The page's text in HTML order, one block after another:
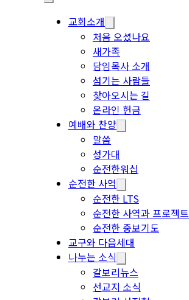
교회소개
처음 오셨나요
새가족
담임목사 소개
섬기는 사람들
찾아오시는 길
온라인 헌금
예배와 찬양
말씀
성가대
순전한워십
순전한 사역
순전한 LTS
순전한 사역과 프로젝트
순전한 중보기도
교구와 다음세대
나누는 소식
갈보리뉴스
선교지 소식